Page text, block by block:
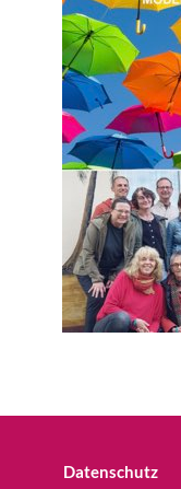
Datenschutz